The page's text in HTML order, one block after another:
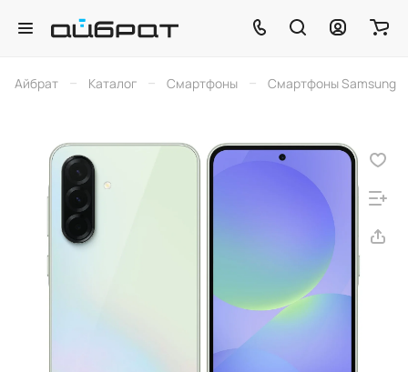
Айбрат – Каталог – Смартфоны – Смартфоны Samsung